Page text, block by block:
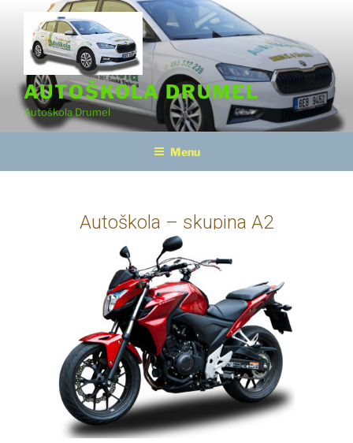
AUTOŠKOLA DRUMEL
Autoškola Drumel
Menu
Autoškola – skupina A2